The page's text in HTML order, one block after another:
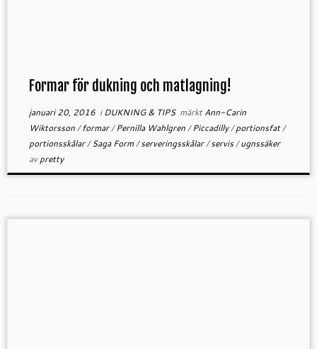
Formar för dukning och matlagning!
januari 20, 2016iDUKNING & TIPS märktAnn-Carin
Wiktorsson/formar/Pernilla Wahlgren/Piccadilly/portionsfat/
portionsskålar/Saga Form/serveringsskålar/servis/ugnssäker
avpretty